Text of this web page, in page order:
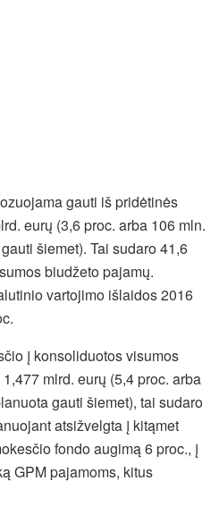
gauti iš pridėtinės
eurų (3,6 proc. arba 106 mln.
šiemet). Tai sudaro 41,6
biudžeto pajamų.
vartojimo išlaidos 2016
į konsoliduotos visumos
mlrd. eurų (5,4 proc. arba
gauti šiemet), tai sudaro
atsižvelgta į kitąmet
fondo augimą 6 proc., į
GPM pajamoms, kitus